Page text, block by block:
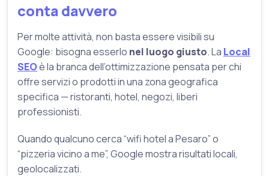
conta davvero
Per molte attività, non basta essere visibili su
Google: bisogna esserlo nel luogo giusto. La Local
SEOè la branca dell’ottimizzazione pensata per chi
offre servizi o prodotti in una zona geografica
specifica — ristoranti, hotel, negozi, liberi
professionisti.
Quando qualcuno cerca “wifi hotel a Pesaro” o
“pizzeria vicino a me”, Google mostra risultati locali,
geolocalizzati.